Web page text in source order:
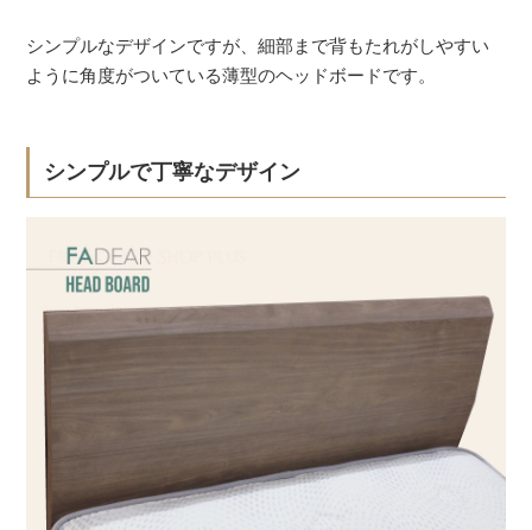
シンプルなデザインですが、細部まで背もたれがしやすい
ように角度がついている薄型のヘッドボードです。
シンプルで丁寧なデザイン